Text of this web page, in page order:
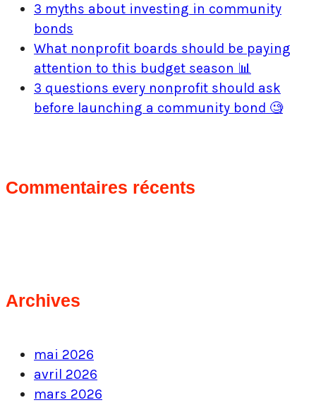
3 myths about investing in community
bonds
What nonprofit boards should be paying
attention to this budget season 📊
3 questions every nonprofit should ask
before launching a community bond 🧐
Commentaires récents
Archives
mai 2026
avril 2026
mars 2026